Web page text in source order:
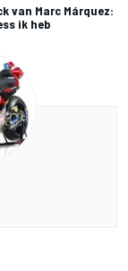
van Marc Márquez:
ik heb